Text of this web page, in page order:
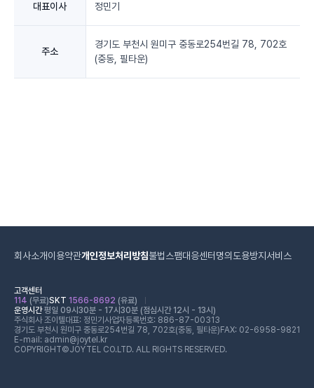
대표이사 정민기
주소
경기도 부천시 원미구 중동로254번길 78, 702호
(중동, 필타운)
회사소개이용약관개인정보처리방침불법스팸대응센터 명의도용방지서비스
고객센터
114 (무료)SKT 1566-8692 (유료)
운영시간평일 09시30분 - 17시30분 (점심시간 12시 - 13시)
주식회사 조이텔대표: 정민기 사업자등록번호: 886-87-00313
경기도 부천시 원미구 중동로254번길 78, 702호(중동, 필타운) FAX: 02-6958-9821
E-mail: admin@joytel.kr
COPYRIGHT©JOYTEL CO.LTD. ALL RIGHTS RESERVED.